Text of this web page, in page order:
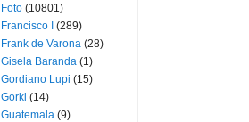
Foto (10801)
Francisco I
(289)
Frank de Varona (28)
Gisela Baranda (1)
Gordiano Lupi (15)
Gorki (14)
Guatemala (9)